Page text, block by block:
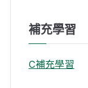
補充學習
C補充學習